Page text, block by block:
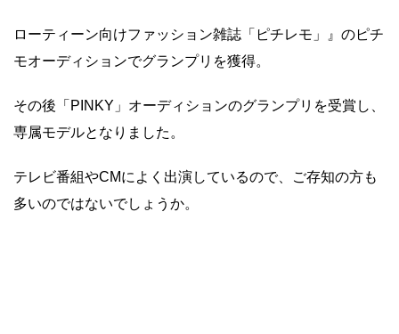
ローティーン向けファッション雑誌「ピチレモ」』のピチ
モオーディションでグランプリを獲得。
その後「PINKY」オーディションのグランプリを受賞し、
専属モデルとなりました。
テレビ番組やCMによく出演しているので、ご存知の方も
多いのではないでしょうか。